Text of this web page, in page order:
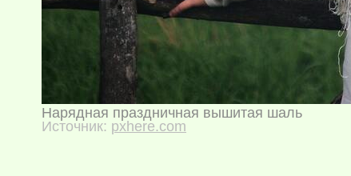
Нарядная праздничная вышитая шаль
Источник: pxhere.com